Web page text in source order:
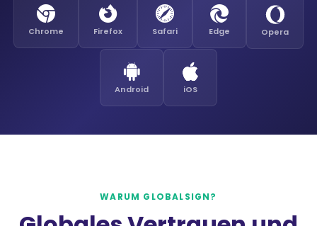
Chrome Firefox Safari Edge Opera
Android iOS
WARUM GLOBALSIGN?